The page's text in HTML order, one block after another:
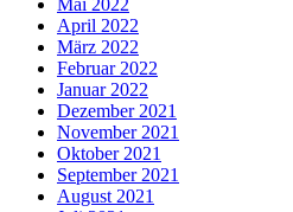
Mai 2022
April 2022
März 2022
Februar 2022
Januar 2022
Dezember 2021
November 2021
Oktober 2021
September 2021
August 2021